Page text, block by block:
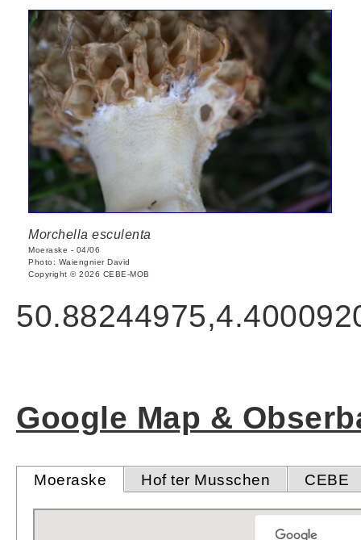
Morchella esculenta
Moeraske - 04/06
Photo: Waiengnier David
Copyright © 2026 CEBE-MOB
Google Map &
Moeraske Hof ter Musschen CEBE